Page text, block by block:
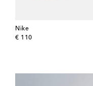
Nike
€ 110
original price